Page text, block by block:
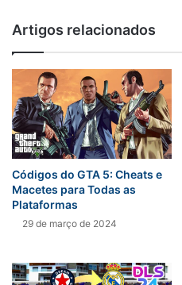
Artigos relacionados
Códigos do GTA 5: Cheats e
Macetes para Todas as
Plataformas
29 de março de 2024